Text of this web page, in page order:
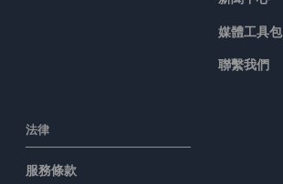
媒體工具包
聯繫我們
法律
服務條款